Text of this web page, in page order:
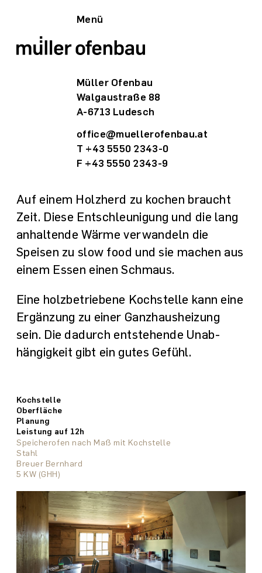
Menü
Müller Ofenbau
Walgaustraße 88
A-6713 Ludesch
office@muellerofenbau.at
T +43 5550 2343-0
F +43 5550 2343-9
Auf einem Holzherd zu kochen braucht
Zeit. Diese Entschleuni­gung und die lang
anhaltende Wärme verwandeln die
Speisen zu slow food und sie machen aus
einem Essen einen Schmaus.
Eine holz­betriebene Koch­stelle kann eine
Ergänzung zu einer Ganzhaus­heizung
sein. Die dadurch entstehende Unab­
hängig­keit gibt ein gutes Gefühl.
Kochstelle
Oberfläche
Planung
Leistung auf 12h
Speicherofen nach Maß Lehmo Maxi mit Kochstelle
Stampflehm und Stahl
Albrecht Bereiter Architekten
4,5 KW (GHH)
Speicherofen nach Maß mit Kochstelle
Stahl
marte.marte Architekten
3,1 KW (GHH)
Speicherofen nach Maß mit Kochstelle
Stampflehm
Müller Ofenbau
1,8 KW (Zusatzheizung)
Speicherofen nach Maß mit Kochstelle
Stampflehm
Müller Ofenbau
4,2 KW (GHH)
Speicherofen nach Maß mit Kochstelle
Kaseinspachtelung
Müller Ofenbau
3,3 KW (Zusatzheizung)
Speicherofen nach Maß mit Kochstelle
Stahl
Breuer Bernhard
5 KW (GHH)
Grilletta
Müller Ofenbau
–